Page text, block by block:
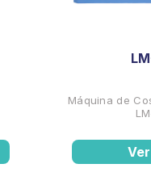
Máquina de